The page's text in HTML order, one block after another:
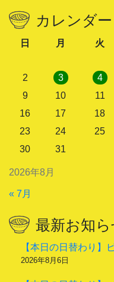
カレンダー
2026年8月
日 月 火
2
3 4
9
10 11
16
17 18
23
24 25
30
31
« 7月
最新お知ら
【本日の日替わり】
2026年8月6日